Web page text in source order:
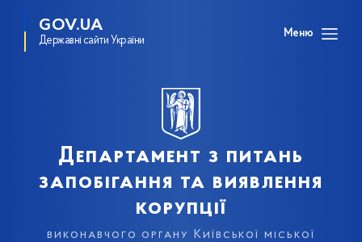
GOV.UA
Державні сайти України
Меню
Департамент з питань
запобігання та виявлення
корупції
виконавчого органу Київської міської